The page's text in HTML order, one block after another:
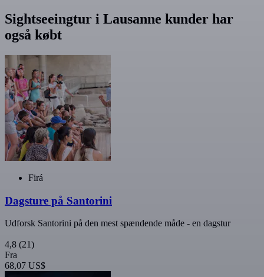
Sightseeingtur i Lausanne kunder har
også købt
Firá
Dagsture på Santorini
Udforsk Santorini på den mest spændende måde - en dagstur
4,8 (21)
Fra
68,07 US$